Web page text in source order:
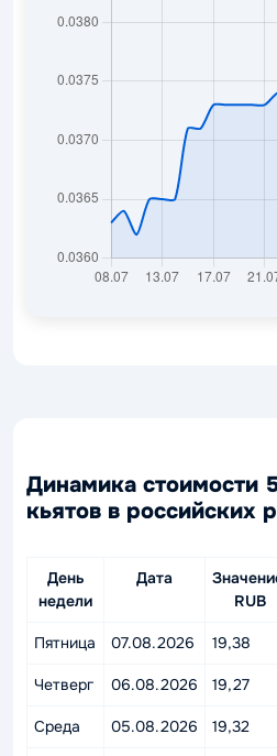
Динамика стоимости
кьятов в российских
День
недели
Дата
RUB
Пятница 07.08.2026 19,38
Четверг 06.08.2026 19,27
Среда 05.08.2026 19,32